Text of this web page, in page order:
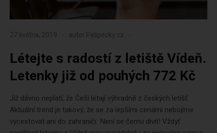
27 května, 2019 autor Pelipecky.cz
Létejte s radostí z letiště Vídeň.
Letenky již od pouhých 772 Kč
Již dávno neplatí, že Češi létají výhradně z českých letišť.
Aktuální trend je takový, že se za lepšími cenami nebojíme
vycestovat ani do zahraničí. Není se čemu divit! Vždyť